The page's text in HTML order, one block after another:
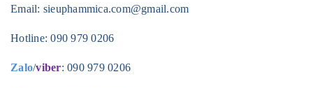
Email: sieuphammica.com@gmail.com
Hotline:090 979 0206
Zalo/viber: 090 979 0206